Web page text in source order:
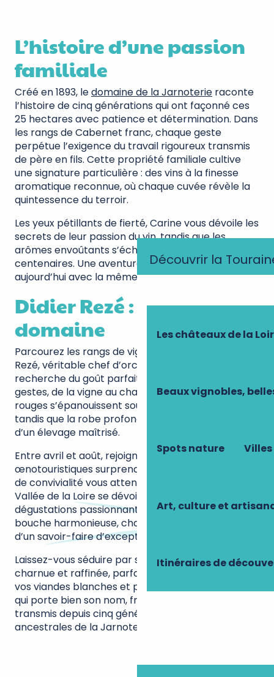
Découvrir la
Les châteaux de la
Beaux vignobles,
Spots nature
Art, culture et
Itinéraires de
L’histoire d’une passion
familiale
Créé en 1893, ledomaine de la Jarnoterie raconte
l’histoire de cinq générations qui ont façonné ces
25 hectares avec patience et détermination. Dans
les rangs de Cabernet franc, chaque geste
perpétue l’exigence du travail rigoureux transmis
de père en fils. Cette propriété familiale cultive
une signature particulière : des vins à la finesse
aromatique reconnue, où chaque cuvée révèle la
quintessence du terroir.
Les yeux pétillants de fierté, Carine vous dévoile les
secrets de leur passion du vin, tandis que les
arômes envoûtants s’échappent des fûts
centenaires. Une aventure humaine qui se poursuit
aujourd’hui avec la même quête d’excellence.
Didier Rezé : l’âme du
domaine
Parcourez les rangs de vignes aux côtés de Didier
Rezé, véritable chef d’orchestre du domaine. Sa
recherche du goût parfait guide chacun de ses
gestes, de la vigne au chai. Les arômes de fruits
rouges s’épanouissent sous sa direction experte,
tandis que la robe profonde de ses vins témoigne
d’un élevage maîtrisé.
Entre avril et août, rejoignez-le pour ses visites
œnotouristiques surprenantes. Un beau moment
de convivialité vous attend, où son expertise de la
Vallée de la Loire se dévoile à travers des
dégustations passionnantes. Du nez subtil à la
bouche harmonieuse, chaque vin raconte l’histoire
d’un savoir-faire d’exception.
Laissez-vous séduire par sa texture à la fois
charnue et raffinée, parfaite pour accompagner
vos viandes blanches et plats légers. Une création
qui porte bien son nom, fruit d’un savoir-faire
transmis depuis cinq générations dans les caves
ancestrales de la Jarnoterie.